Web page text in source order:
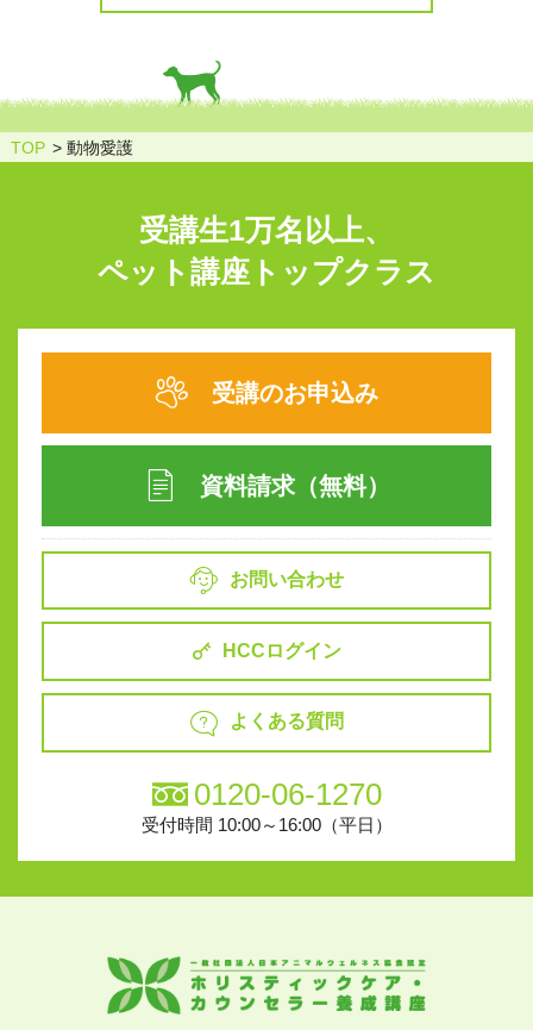
TOP 動物愛護
受講生1万名以上、
ペット講座トップクラス
受講のお申込み
資料請求（無料）
お問い合わせ
HCCログイン
よくある質問
0120-06-1270
受付時間 10:00～16:00（平日）